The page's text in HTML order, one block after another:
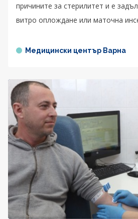
причините за стерилитет и е
витро оплождане или маточна
Медицински център Варна